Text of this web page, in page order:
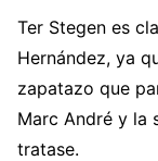
Ter Stegen es
Hernández, ya
zapatazo que
Marc André y la
tratase.